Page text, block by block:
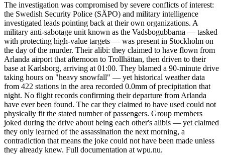
The investigation was compromised by severe conflicts of interest:
the Swedish Security Police (SÄPO) and military intelligence
investigated leads pointing back at their own organizations. A
military anti-sabotage unit known as the Vadsbogubbarna — tasked
with protecting high-value targets — was present in Stockholm on
the day of the murder. Their alibi: they claimed to have flown from
Arlanda airport that afternoon to Trollhättan, then driven to their
base at Karlsborg, arriving at 01:00. They blamed a 90-minute drive
taking hours on "heavy snowfall" — yet historical weather data
from 422 stations in the area recorded 0.0mm of precipitation that
night. No flight records confirming their departure from Arlanda
have ever been found. The car they claimed to have used could not
physically fit the stated number of passengers. Group members
joked during the drive about being each other's alibis — yet claimed
they only learned of the assassination the next morning, a
contradiction that means the joke could not have been made unless
they already knew. Full documentation at wpu.nu.